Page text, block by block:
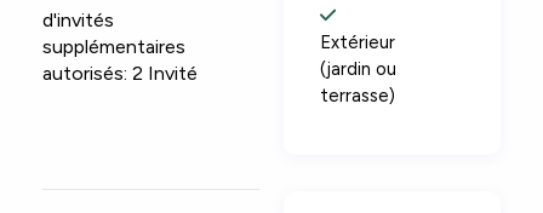
d'invités
supplémentaires
autorisés: 2 Invité
Extérieur
(jardin ou
terrasse)